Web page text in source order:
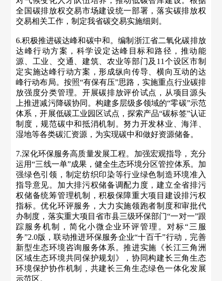
全国碳排放权交易市场建设统一部署，落实碳排放权
交易相关工作，制定我省碳交易实施细则。
6.积极推进碳达峰和碳中和。编制浙江省二氧化碳排放
达峰行动方案，科学设定达峰目标和路径，推动能
源、工业、交通、建筑、农业等部门及11个设区市制
定实施达峰行动方案，形成纵向传导、横向互动的达
峰行动布局。按照“有保有压”思路，实施重点行业碳排
放强度分类管理。开展碳排放评价试点，从项目源头
上推进减污降碳协同。构建多层级多领域的“零碳”示范
体系，开展低碳工业园区试点，探索产品“碳标签”认证
制度，规范碳中和抵消机制。努力开发林业、海洋、
湿地等各类碳汇资源，为实现碳中和做好资源储备。
7.深化环保服务高质量发展工程。加强宏观指导，充分
运用“三线一单”成果，健全生态环境分区管控体系。加
强绿色引领，制定纺织印染等行业绿色制造环境准入
指导意见。加大排污权储备调配力度，建立全省排污
权储备统筹管理机制，积极保障重大项目建设排污权
指标。优化环评服务，大力实施领跑者制度和审批代
办制度，落实重大项目省市县三级环保部门“一对一”跟
踪服务机制，简化小微企业环评管理。对标“三服
务”2.0版，联动推进环保服务企业“十百千”行动，完善
新型生态环境咨询服务体系。推进实施《长江三角洲
区域生态环境共同保护规划》，协同构建长三角生态
环境保护协作机制，共建长三角生态绿色一体化发展
示范区。